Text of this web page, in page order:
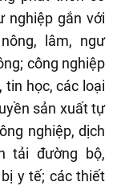
nghiệp gắn với
lâm, ngư
công nghiệp
học, các loại
sản xuất tự
nghiệp, dịch
tải đường bộ,
y tế; các thiết